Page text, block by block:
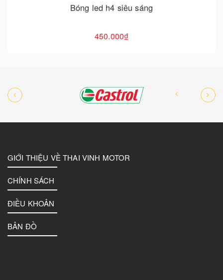
Bóng led h4 siêu sáng
450.000₫
GIỚI THIỆU VỀ THAI VINH MOTOR
CHÍNH SÁCH
ĐIỀU KHOẢN
BẢN ĐỒ